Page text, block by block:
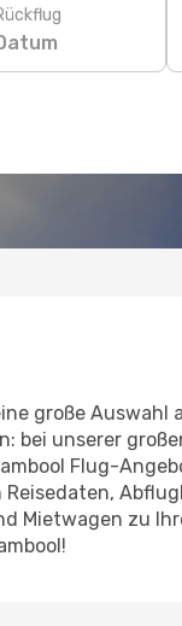
große Auswahl
bei unserer
Flug-
Mietwagen zu